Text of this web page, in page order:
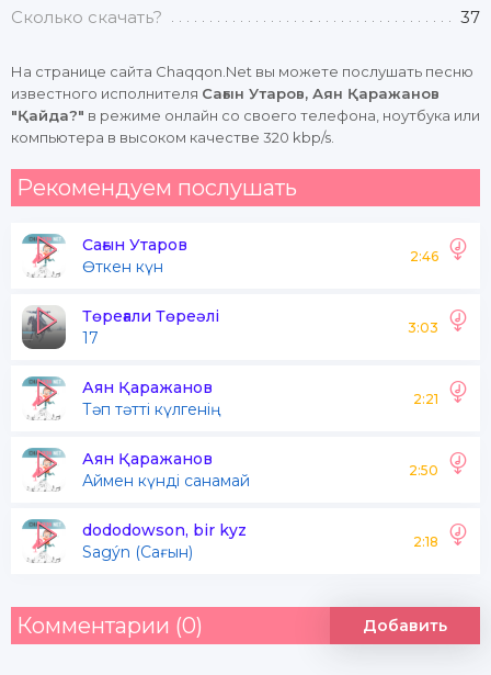
Сколько скачать? 37
На странице сайта Chaqqon.Net вы можете послушать песню
известного исполнителя Сағын Утаров, Аян Қаражанов
"Қайда?" в режиме онлайн со своего телефона, ноутбука или
компьютера в высоком качестве 320 kbp/s.
Рекомендуем послушать
Сағын Утаров
Өткен күн
2:46
Төреғали Төреәлі
17
3:03
Аян Қаражанов
Тәп тәтті күлгенің
2:21
Аян Қаражанов
Аймен күнді санамай
2:50
dododowson, bir kyz
Sagýn (Сағын)
2:18
Комментарии (0) Добавить